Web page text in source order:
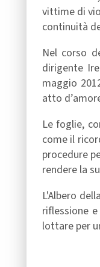
vittime di
continuità
Nel corso
dirigente
maggio
atto
Le foglie,
come il
procedure
rendere la
L'Albero
riflessione
lottare per